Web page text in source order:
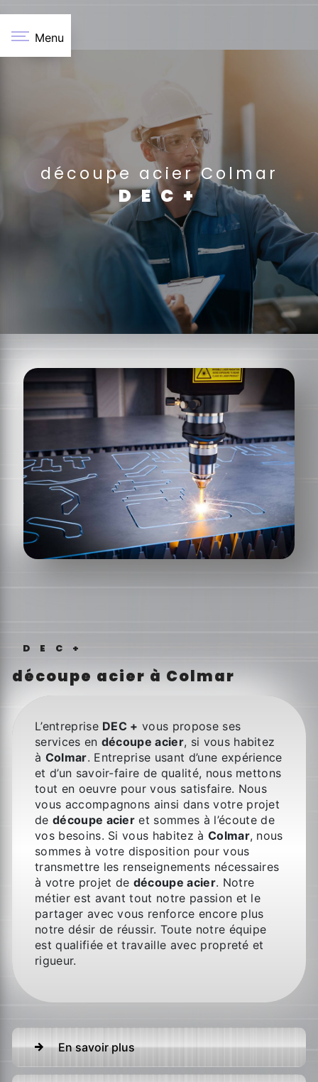
Menu
découpe acier Colmar
DEC+
DEC+
découpe acier à Colmar
L’entreprise DEC + vous propose ses
services en découpe acier, si vous habitez
à Colmar. Entreprise usant d’une expérience
et d’un savoir-faire de qualité, nous mettons
tout en oeuvre pour vous satisfaire. Nous
vous accompagnons ainsi dans votre projet
de découpe acier et sommes à l’écoute de
vos besoins. Si vous habitez à Colmar, nous
sommes à votre disposition pour vous
transmettre les renseignements nécessaires
à votre projet de découpe acier. Notre
métier est avant tout notre passion et le
partager avec vous renforce encore plus
notre désir de réussir. Toute notre équipe
est qualifiée et travaille avec propreté et
rigueur.
En savoir plus